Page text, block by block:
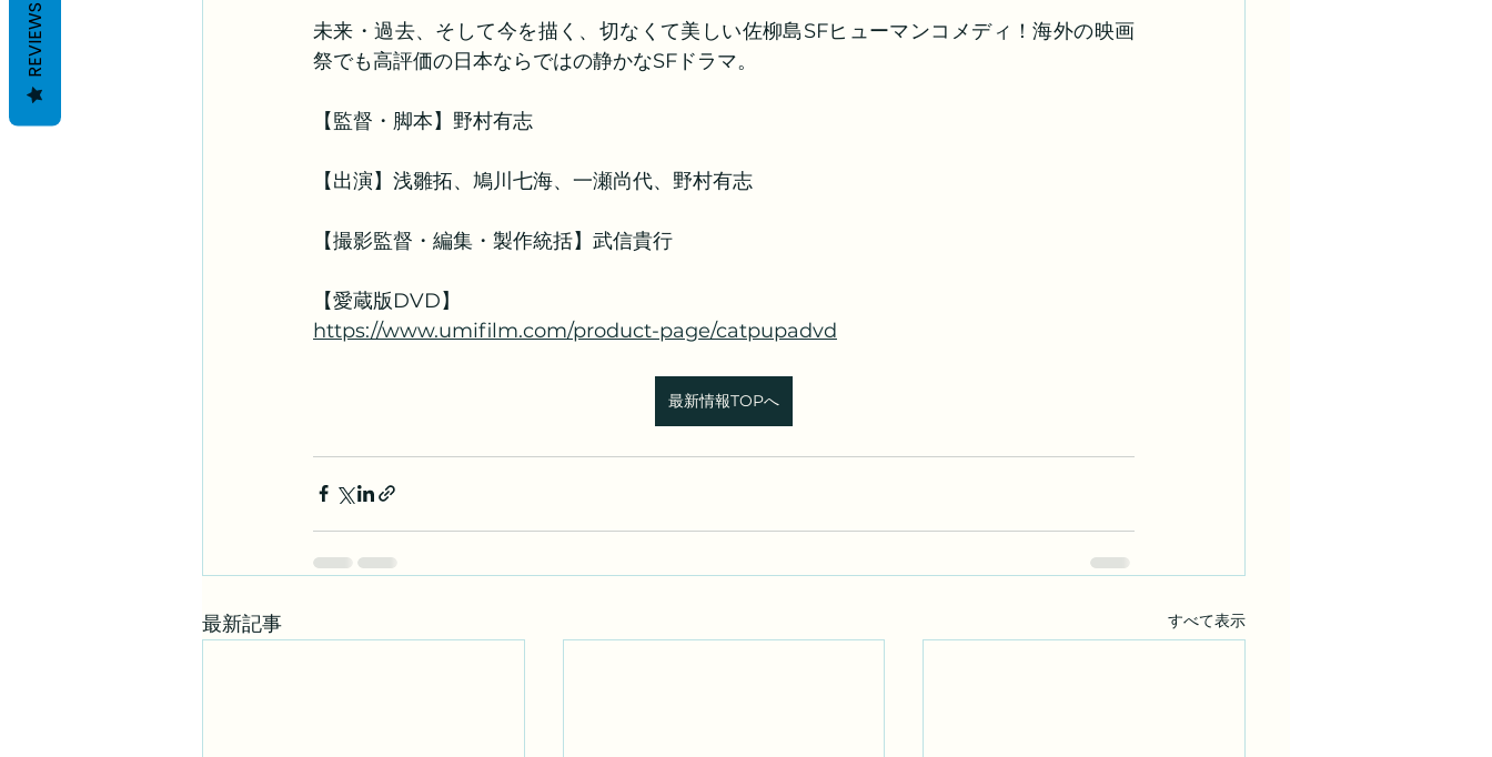
未来・過去、そして今を描く、切なくて美しい佐柳島SFヒューマンコメディ！海外の映画
祭でも高評価の日本ならではの静かなSFドラマ。
【監督・脚本】野村有志
【出演】浅雛拓、鳩川七海、一瀬尚代、野村有志
【撮影監督・編集・製作統括】武信貴行
【愛蔵版DVD】
https://www.umifilm.com/product-page/catpupadvd
最新情報TOPへ
最新記事 すべて表示
REVIEWS